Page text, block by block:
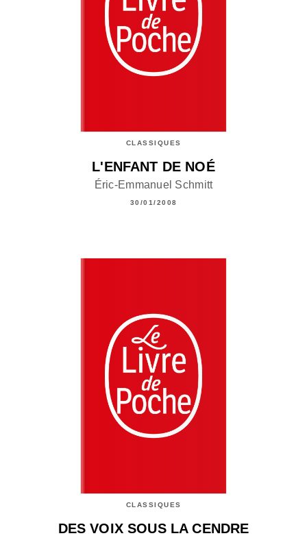
CLASSIQUES
L'ENFANT DE NOÉ
Éric-Emmanuel Schmitt
30/01/2008
CLASSIQUES
DES VOIX SOUS LA CENDRE